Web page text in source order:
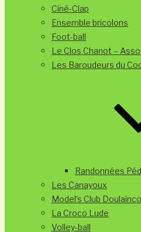
Ciné-Clap
Ensemble bricolons
Foot-ball
Le Clos Chanot –
Les Baroudeurs du
Randonnées
Les Canayoux
Model’s Club
La Croco Lude
Volley-ball